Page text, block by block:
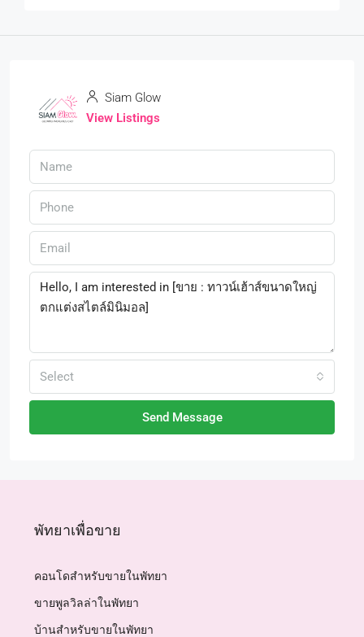
Siam Glow
View Listings
Select
Send Message
พัทยาเพื่อขาย
คอนโดสำหรับขายในพัทยา
ขายพูลวิลล่าในพัทยา
บ้านสำหรับขายในพัทยา